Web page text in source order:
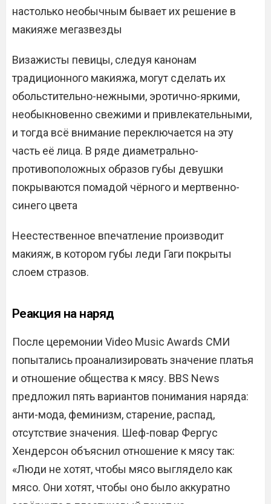
настолько необычным бывает их решение в
макияже мегазвезды
Визажисты певицы, следуя канонам
традиционного макияжа, могут сделать их
обольстительно-нежными, эротично-яркими,
необыкновенно свежими и привлекательными,
и тогда всё внимание переключается на эту
часть её лица. В ряде диаметрально-
противоположных образов губы девушки
покрываются помадой чёрного и мертвенно-
синего цвета
Неестественное впечатление производит
макияж, в котором губы леди Гаги покрыты
слоем стразов.
Реакция на наряд
После церемонии Video Music Awards СМИ
попытались проанализировать значение платья
и отношение общества к мясу. BBS News
предложил пять вариантов понимания наряда:
анти-мода, феминизм, старение, распад,
отсутствие значения. Шеф-повар Фергус
Хендерсон объяснил отношение к мясу так:
«Люди не хотят, чтобы мясо выглядело как
мясо. Они хотят, чтобы оно было аккуратно